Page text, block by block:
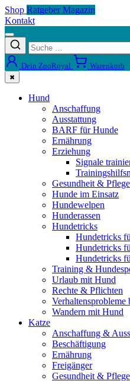
Shop Ratgeber Magazin
Kontakt
Dein ZooRoyal Warenkorb
✖
Hund
Anschaffung
Ausstattung
BARF für Hunde
Ernährung
Erziehung
Signale
Gesundheit & Pflege
Hunde im Einsatz
Hundewelpen
Hunderassen
Hundetricks
Hundetricks
Hundetricks
Hundetricks
Training &
Urlaub mit Hund
Rechte & Pflichten
Verhaltensprobleme
Wandern mit Hund
Katze
Anschaffung &
Beschäftigung
Ernährung
Freigänger
Gesundheit & Pflege